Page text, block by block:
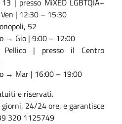
| 12:30 – 15:30
52
→ Gio | 9:00 – 12:00
| presso il Centro
→ Mar | 16:00 – 19:00
e riservati.
24/24 ore, e garantisce
320 1125749